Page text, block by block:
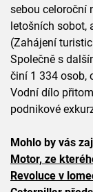
sebou celoroční
letošních sobot,
(Zahájení
Společně s
činí 1 334 osob,
Vodní dílo
podnikové
Mohlo by vás
Motor, ze
Revoluce v